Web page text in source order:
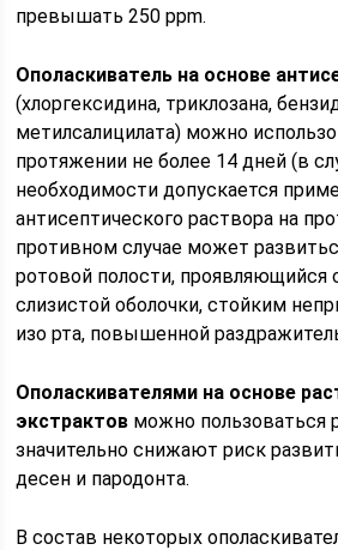
превышать 250 ррm.
Ополаскиватель на основе
(хлоргексидина, триклозана,
метилсалицилата) можно
протяжении не более 14 дней (в
необходимости допускается
антисептического раствора на
противном случае может
ротовой полости, проявляющийся
слизистой оболочки, стойким
изо рта, повышенной
Ополаскивателями на основе
экстрактов можно пользоваться
значительно снижают риск
десен и пародонта.
В состав некоторых